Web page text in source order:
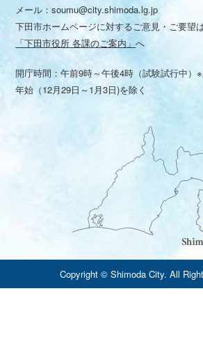
メール：soumu@city.shimoda.lg.jp
下田市ホームページに対するご意見・ご要望
「下田市役所 各課のご案内」へ
開庁時間：午前9時～午後4時（試験試行中）
年始（12月29日～1月3日)を除く
Copyright © Shimoda City. All